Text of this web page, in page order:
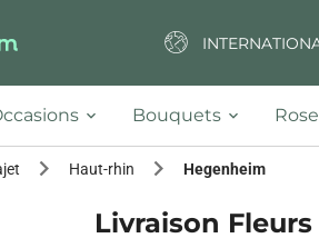
Bouquets
Haut-rhin Hegenheim
Livraison